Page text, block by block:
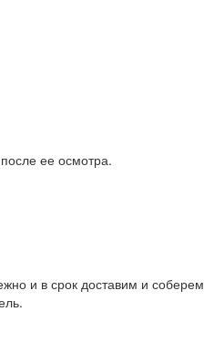
ее осмотра.
и в срок доставим и соберем